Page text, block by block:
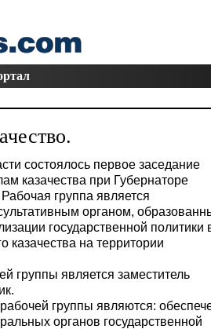
состоялось первое заседание
казачества при Губернаторе
группа является
органом,
государственной политики
казачества на территории
группы является заместитель
группы являются:
органов государственной